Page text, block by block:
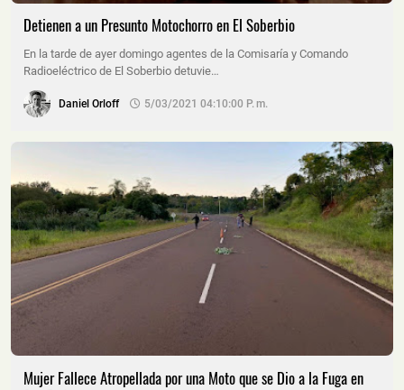
Detienen a un Presunto Motochorro en El Soberbio
En la tarde de ayer domingo agentes de la Comisaría y Comando
Radioeléctrico de El Soberbio detuvie…
Daniel Orloff 5/03/2021 04:10:00 P. M.
Mujer Fallece Atropellada por una Moto que se Dio a la Fuga en